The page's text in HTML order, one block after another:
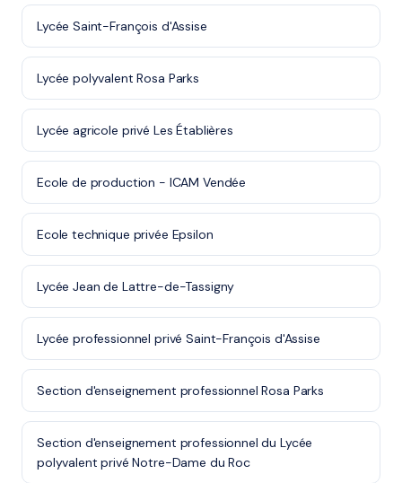
Lycée Saint-François d'Assise
Lycée polyvalent Rosa Parks
Lycée agricole privé Les Établières
Ecole de production - ICAM Vendée
Ecole technique privée Epsilon
Lycée Jean de Lattre-de-Tassigny
Lycée professionnel privé Saint-François d'Assise
Section d'enseignement professionnel Rosa Parks
Section d'enseignement professionnel du Lycée
polyvalent privé Notre-Dame du Roc